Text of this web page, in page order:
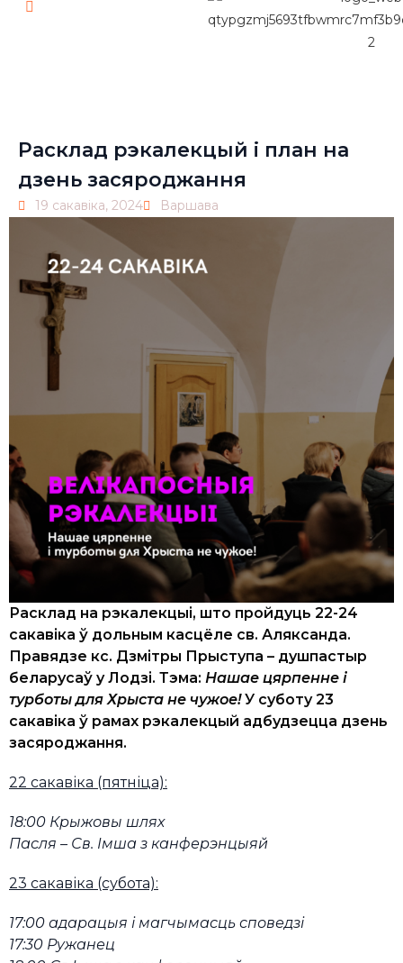
Расклад рэкалекцый і план на
дзень засяроджання
19 сакавіка, 2024 Варшава
Расклад на рэкалекцыі, што пройдуць 22-24
сакавіка ў дольным касцёле св. Аляксанда.
Правядзе кс. Дзмітры Прыступа – душпастыр
беларусаў у Лодзі. Тэма: Нашае цярпенне і
турботы для Хрыста не чужое! У суботу 23
сакавіка ў рамах рэкалекцый адбудзецца дзень
засяроджання.
22 сакавіка (пятніца):
18:00 Крыжовы шлях
Пасля – Св. Імша з канферэнцыяй
23 сакавіка (субота):
17:00 адарацыя і магчымасць споведзі
17:30 Ружанец